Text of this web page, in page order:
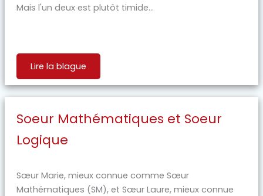
Mais l'un deux est plutôt timide...
Lire la blague
Soeur Mathématiques et Soeur
Logique
Sœur Marie, mieux connue comme Sœur
Mathématiques (SM), et Sœur Laure, mieux connue